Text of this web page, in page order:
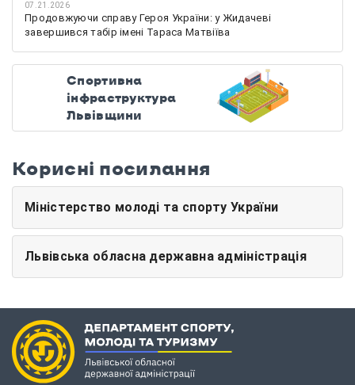
07.21.2026
Продовжуючи справу Героя України: у Жидачеві
завершився табір імені Тараса Матвіїва
Спортивна
інфраструктура
Львівщини
Корисні посилання
Міністерство молоді та спорту України
Львівська обласна державна адміністрація